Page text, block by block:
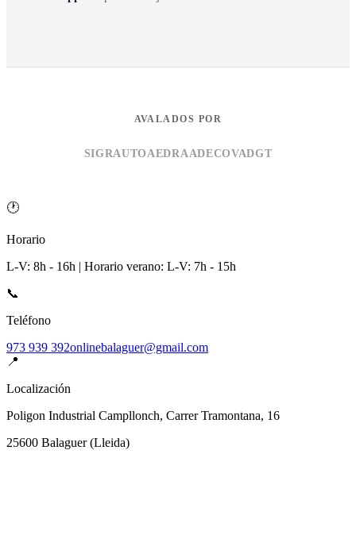
AVALADOS POR
SIGRAUTOAEDRAADECOVADGT
🕐
Horario
L-V: 8h - 16h | Horario verano: L-V: 7h - 15h
📞
Teléfono
973 939 392onlinebalaguer@gmail.com
📍
Localización
Poligon Industrial Campllonch, Carrer Tramontana, 16
25600 Balaguer(Lleida)